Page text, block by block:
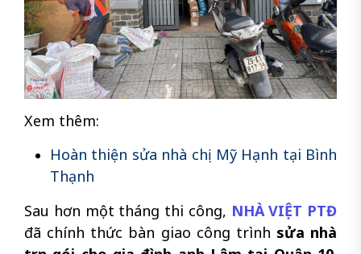
Xem thêm:
Hoàn thiện sửa nhà chị Mỹ Hạnh tại Bình
Thạnh
Sau hơn một tháng thi công, NHÀ VIỆT PTĐ
đã chính thức bàn giao công trình sửa nhà